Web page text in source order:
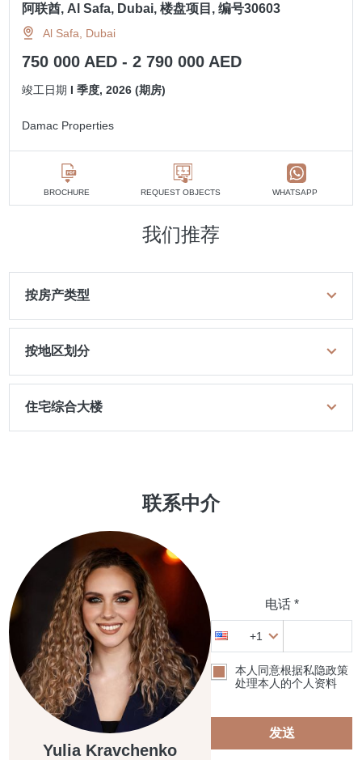
阿联酋, Al Safa, Dubai, 楼盘项目, 编号30603
Al Safa, Dubai
750 000 AED - 2 790 000 AED
竣工日期 I 季度, 2026 (期房)
Damac Properties
BROCHURE REQUEST OBJECTS WHATSAPP
我们推荐
按房产类型
按地区划分
住宅综合大楼
联系中介
Yulia Kravchenko
电话 *
+1
本人同意根据私隐政策
处理本人的个人资料
发送